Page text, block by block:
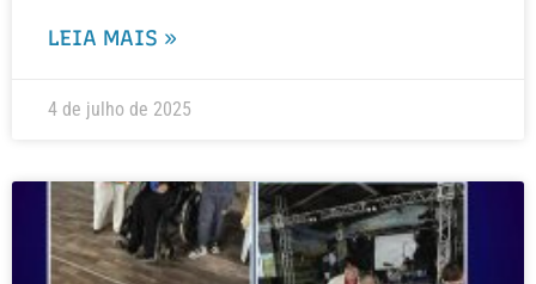
LEIA MAIS »
4 de julho de 2025